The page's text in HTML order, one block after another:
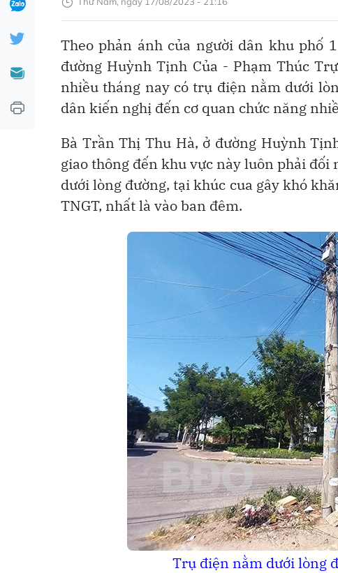
Theo phản ánh của người dân khu phố
đường Huỳnh Tịnh Của - Phạm Thúc
nhiều tháng nay có trụ điện nằm dưới
dân kiến nghị đến cơ quan chức năng
Bà Trần Thị Thu Hà, ở đường Huỳnh
giao thông đến khu vực này luôn phải
dưới lòng đường, tại khúc cua gây khó
TNGT, nhất là vào ban đêm.
Trụ điện nằm dưới lòng